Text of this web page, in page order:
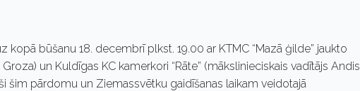
būšanu 18. decembrī plkst. 19.00 ar KTMC “Mazā ģilde” jaukto
un Kuldīgas KC kamerkori “Rāte” (mākslinieciskais vadītājs Andis
šim pārdomu un Ziemassvētku gaidīšanas laikam veidotajā